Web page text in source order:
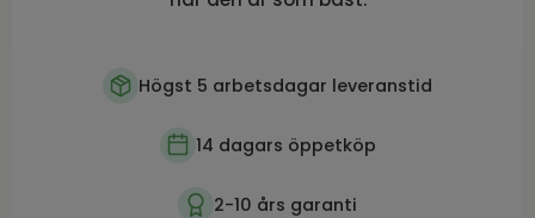
Högst 5 arbetsdagar leveranstid
14 dagars öppetköp
2-10 års garanti